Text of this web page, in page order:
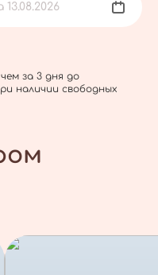
за 3 дня до
наличии свободных